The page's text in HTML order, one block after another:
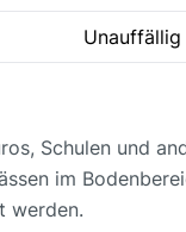
Schulen und
im
werden.